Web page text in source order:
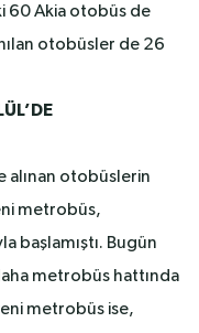
60 Akia otobüs de
otobüsler de 26
alınan otobüslerin
metrobüs,
başlamıştı. Bugün
metrobüs hattında
metrobüs ise,